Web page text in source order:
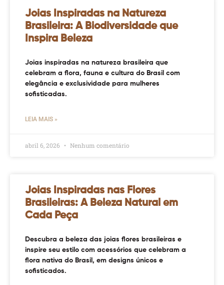
Joias Inspiradas na Natureza
Brasileira: A Biodiversidade que
Inspira Beleza
Joias inspiradas na natureza brasileira que
celebram a flora, fauna e cultura do Brasil com
elegância e exclusividade para mulheres
sofisticadas.
LEIA MAIS »
abril 6, 2026 Nenhum comentário
Joias Inspiradas nas Flores
Brasileiras: A Beleza Natural em
Cada Peça
Descubra a beleza das joias flores brasileiras e
inspire seu estilo com acessórios que celebram a
flora nativa do Brasil, em designs únicos e
sofisticados.